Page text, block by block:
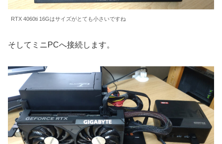
RTX 4060ti 16Gはサイズがとても小さいですね
そしてミニPCへ接続します。